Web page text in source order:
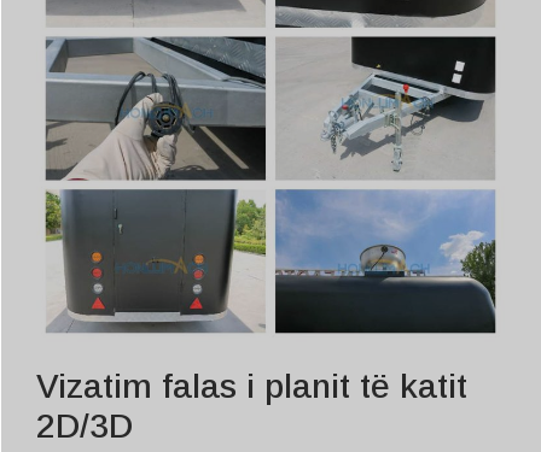
Vizatim falas i planit të katit
2D/3D